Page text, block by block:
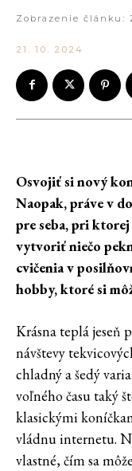
Zobrazenie článku:
21. 10. 2024
Osvojiť si nový
Naopak, práve v
pre seba, pri
vytvoriť niečo
cvičenia v
hobby, ktoré si
Krásna teplá jeseň
návštevy
chladný a šedý
voľného času taký
klasickými
vládnu internetu.
vlastné, čím sa